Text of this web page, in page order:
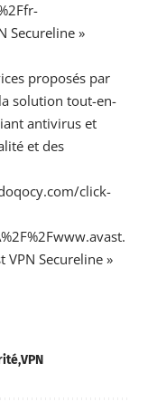
Secureline »
proposés par
solution tout-en-
antivirus et
et des
click-
VPN Secureline »
VPN